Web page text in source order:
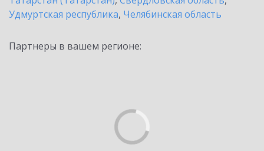
Удмуртская республика, Челябинская область
Партнеры в вашем регионе: